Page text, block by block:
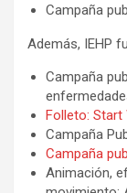
Campaña
Además, IEHP
Campaña
Folleto: Start
Campaña
Campaña
Animación,